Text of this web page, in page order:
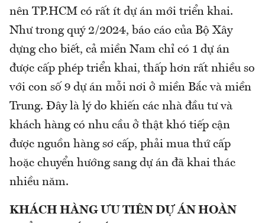
nên TP.HCM có rất ít dự án mới triển khai.
Như trong quý 2/2024, báo cáo của Bộ Xây
dựng cho biết, cả miền Nam chỉ có 1 dự án
được cấp phép triển khai, thấp hơn rất nhiều so
với con số 9 dự án mỗi nơi ở miền Bắc và miền
Trung. Đây là lý do khiến các nhà đầu tư và
khách hàng có nhu cầu ở thật khó tiếp cận
được nguồn hàng sơ cấp, phải mua thứ cấp
hoặc chuyển hướng sang dự án đã khai thác
nhiều năm.
KHÁCH HÀNG ƯU TIÊN DỰ ÁN HOÀN